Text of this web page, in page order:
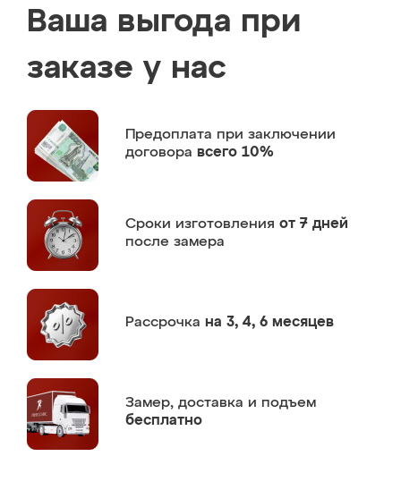
Ваша выгода при
заказе у нас
Предоплата при заключении
договора всего 10%
Сроки изготовления от 7 дней
после замера
Рассрочка на 3, 4, 6 месяцев
Замер, доставка и подъем
бесплатно